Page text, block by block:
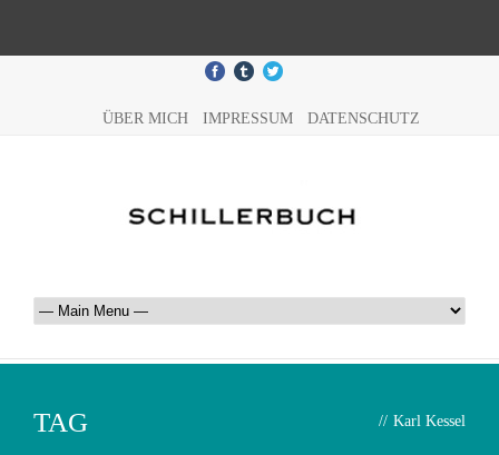
ÜBER MICH IMPRESSUM DATENSCHUTZ
TAG // Karl Kessel